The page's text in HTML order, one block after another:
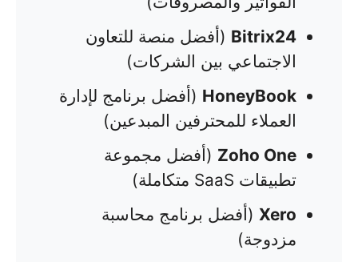
Bitrix24 (أفضل منصة للتعاون
الاجتماعي بين الشركات)
HoneyBook (أفضل برنامج لإدارة
العملاء للمحترفين المبدعين)
Zoho One (أفضل مجموعة
تطبيقات SaaS متكاملة)
Xero (أفضل برنامج محاسبة
مزدوجة)